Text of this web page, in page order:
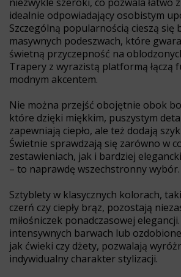
idealnie odpowiadający osobistym
Szczególną popularnością cieszą się
masywnych podeszwach, które
świetną przyczepność na
Trapery z wyrazistą platformą łączą
modnym akcentem.
Nie można przejść obojętnie obok
które dzięki miękkim, puszystym
zapewniają ciepło, ale też dodają
Świetnie sprawdzają się zarówno w
zestawieniach, jak i bardziej
– to naprawdę wszechstronny wybór.
Sztyblety w klasycznych kolorach,
czerń czy ciepły brąz, pozostają
miłośniczek ponadczasowej
intensywnych barwach lub
jak ćwieki czy dżety, pozwalają
indywidualny charakter stylizacji.